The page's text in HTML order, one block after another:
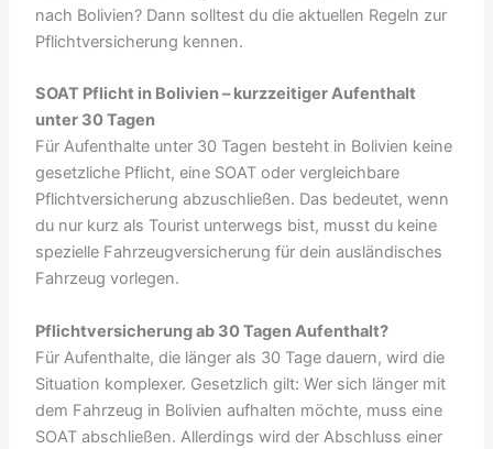
nach Bolivien? Dann solltest du die aktuellen Regeln zur
Pflichtversicherung kennen.
SOAT Pflicht in Bolivien – kurzzeitiger Aufenthalt
unter 30 Tagen
Für Aufenthalte unter 30 Tagen besteht in Bolivien keine
gesetzliche Pflicht, eine SOAT oder vergleichbare
Pflichtversicherung abzuschließen. Das bedeutet, wenn
du nur kurz als Tourist unterwegs bist, musst du keine
spezielle Fahrzeugversicherung für dein ausländisches
Fahrzeug vorlegen.
Pflichtversicherung ab 30 Tagen Aufenthalt?
Für Aufenthalte, die länger als 30 Tage dauern, wird die
Situation komplexer. Gesetzlich gilt: Wer sich länger mit
dem Fahrzeug in Bolivien aufhalten möchte, muss eine
SOAT abschließen. Allerdings wird der Abschluss einer